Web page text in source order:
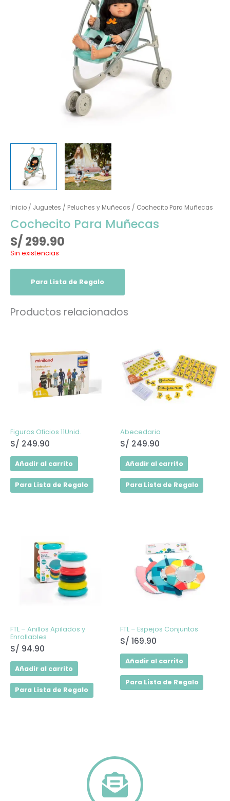
Inicio/ Juguetes / Peluches y Muñecas / Cochecito Para Muñecas
Cochecito Para Muñecas
S/299.90
Sin existencias
Para Lista de Regalo
Productos relacionados
Figuras Oficios 11Unid.
S/ 249.90
Añadir al carrito
Para Lista de Regalo
Abecedario
S/ 249.90
Añadir al carrito
Para Lista de Regalo
FTL – Anillos Apilados y
Enrollables
S/ 94.90
Añadir al carrito
Para Lista de Regalo
FTL – Espejos Conjuntos
S/ 169.90
Añadir al carrito
Para Lista de Regalo